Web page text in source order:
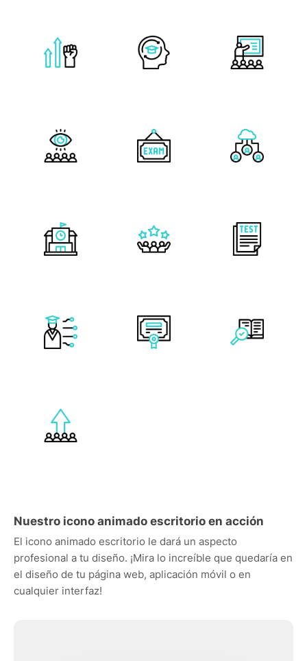
Nuestro icono animado escritorio en acción
El icono animado escritorio le dará un aspecto
profesional a tu diseño. ¡Mira lo increíble que quedaría en
el diseño de tu página web, aplicación móvil o en
cualquier interfaz!